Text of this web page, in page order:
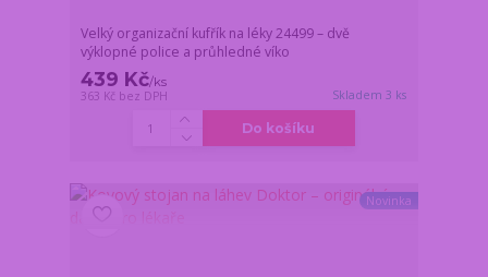
Velký organizační kufřík na léky 24499 – dvě
výklopné police a průhledné víko
439 Kč/ks
363 Kč bez DPH Skladem 3 ks
Do košíku
Novinka